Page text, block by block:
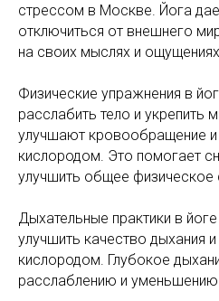
стрессом в Москве. Йога
отключиться от внешнего
на своих мыслях и
Физические упражнения в
расслабить тело и
улучшают кровообращение
кислородом. Это помогает
улучшить общее физическое
Дыхательные практики в
улучшить качество дыхания
кислородом. Глубокое
расслаблению и уменьшению